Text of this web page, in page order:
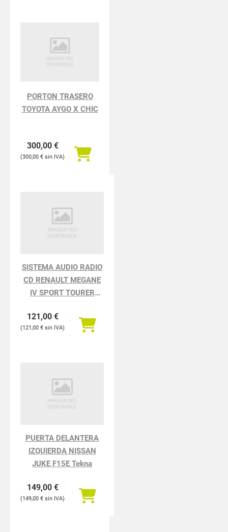
PORTON TRASERO
TOYOTA AYGO X CHIC
300,00 €
300,00 €
SISTEMA AUDIO RADIO
CD RENAULT MEGANE
IV SPORT TOURER
121,00 €
121,00 €
PUERTA DELANTERA
IZQUIERDA NISSAN
JUKE F15E Tekna
149,00 €
149,00 €